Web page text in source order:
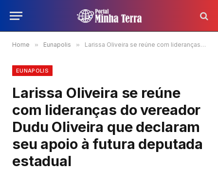
Home » Eunapolis » Larissa Oliveira se reúne com lideranças do vereador Dudu Oliveira que declaram seu apoio à futura deputada estadual
EUNAPOLIS
Larissa Oliveira se reúne
com lideranças do vereador
Dudu Oliveira que declaram
seu apoio à futura deputada
estadual